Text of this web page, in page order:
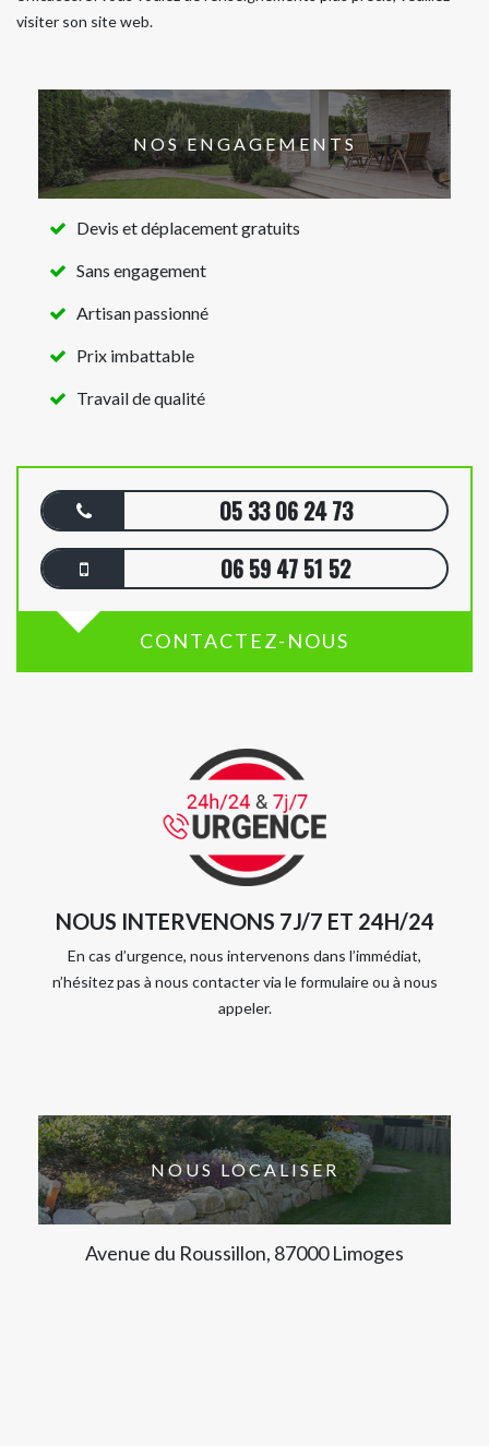
visiter son site web.
NOS ENGAGEMENTS
Devis et déplacement gratuits
Sans engagement
Artisan passionné
Prix imbattable
Travail de qualité
05 33 06 24 73
06 59 47 51 52
CONTACTEZ-NOUS
NOUS INTERVENONS 7J/7 ET 24H/24
En cas d’urgence, nous intervenons dans l’immédiat,
n’hésitez pas à nous contacter via le formulaire ou à nous
appeler.
NOUS LOCALISER
Avenue du Roussillon, 87000 Limoges